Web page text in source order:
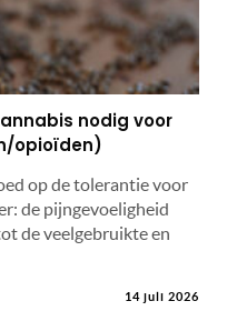
nodig voor
opioïden)
op de tolerantie voor
de pijngevoeligheid
de veelgebruikte en
14 juli 2026